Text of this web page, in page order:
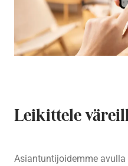
Leikittele
Asiantuntijoidemme